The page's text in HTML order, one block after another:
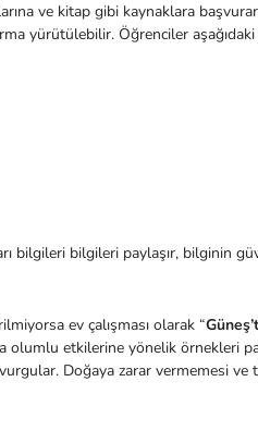
ve kitap gibi kaynaklara
yürütülebilir. Öğrenciler
bilgileri bilgileri paylaşır, bilginin
ev çalışması olarak “
olumlu etkilerine yönelik örnekleri
Doğaya zarar vermemesi ve